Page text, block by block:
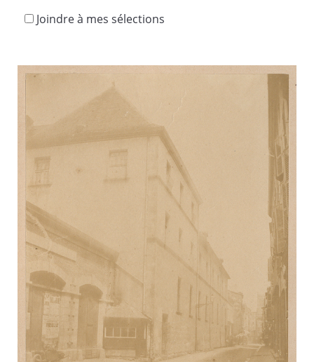
Joindre à mes sélections